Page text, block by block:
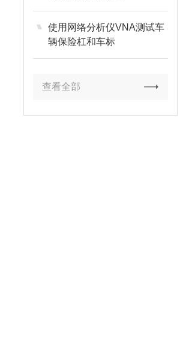
使用网络分析仪VNA测试车
辆保险杠和车标
查看全部